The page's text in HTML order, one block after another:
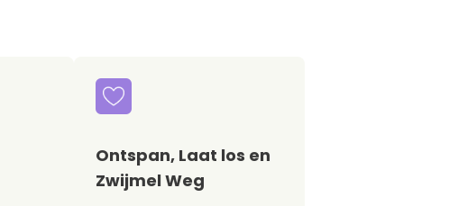
Ontspan, Laat los en
Zwijmel Weg